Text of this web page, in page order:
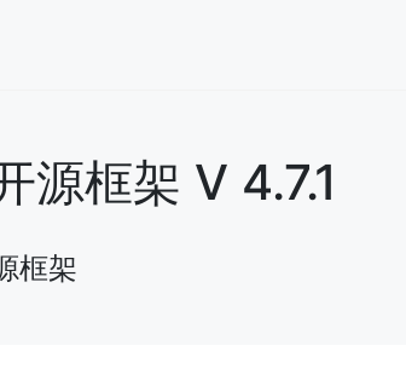
源框架 V 4.7.1
框架